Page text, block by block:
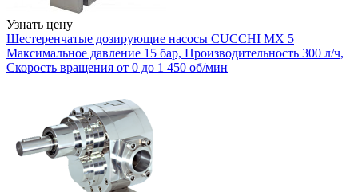
Узнать цену
Шестеренчатые дозирующие насосы CUCCHI MX 5
Максимальное давление 15 бар, Производительность 300 л/ч,
Скорость вращения от 0 до 1 450 об/мин